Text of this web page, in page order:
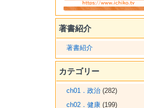
著書紹介
著書紹介
カテゴリー
ch01．政治(282)
ch02．健康(199)